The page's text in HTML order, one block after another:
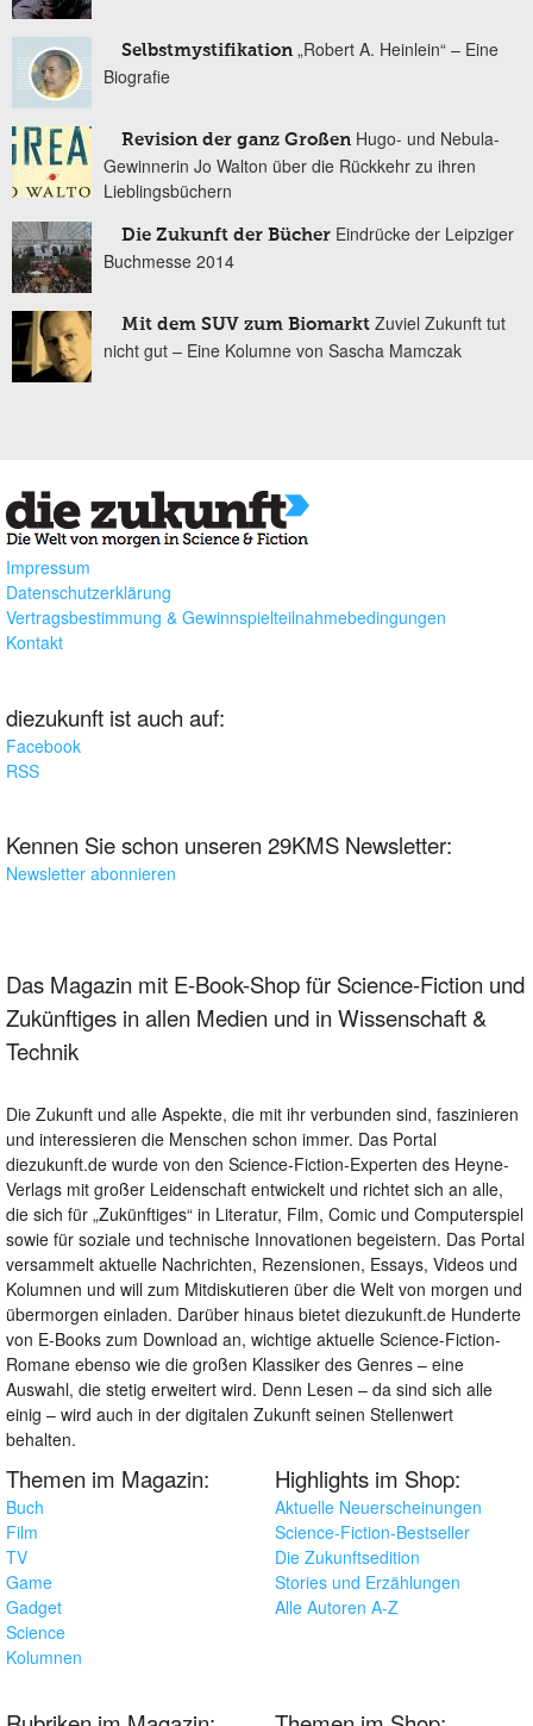
Selbstmystifikation „Robert A. Heinlein“ – Eine
Biografie
Revision der ganz Großen Hugo- und Nebula-
Gewinnerin Jo Walton über die Rückkehr zu ihren
Lieblingsbüchern
Die Zukunft der Bücher Eindrücke der Leipziger
Buchmesse 2014
Mit dem SUV zum Biomarkt Zuviel Zukunft tut
nicht gut – Eine Kolumne von Sascha Mamczak
Impressum
Datenschutzerklärung
Vertragsbestimmung & Gewinnspielteilnahmebedingungen
Kontakt
diezukunft ist auch auf:
Facebook
RSS
Kennen Sie schon unseren 29KMS Newsletter:
Newsletter abonnieren
Das Magazin mit E-Book-Shop für Science-Fiction und
Zukünftiges in allen Medien und in Wissenschaft &
Technik
Die Zukunft und alle Aspekte, die mit ihr verbunden sind, faszinieren
und interessieren die Menschen schon immer. Das Portal
diezukunft.de wurde von den Science-Fiction-Experten des Heyne-
Verlags mit großer Leidenschaft entwickelt und richtet sich an alle,
die sich für „Zukünftiges“ in Literatur, Film, Comic und Computerspiel
sowie für soziale und technische Innovationen begeistern. Das Portal
versammelt aktuelle Nachrichten, Rezensionen, Essays, Videos und
Kolumnen und will zum Mitdiskutieren über die Welt von morgen und
übermorgen einladen. Darüber hinaus bietet diezukunft.de Hunderte
von E-Books zum Download an, wichtige aktuelle Science-Fiction-
Romane ebenso wie die großen Klassiker des Genres – eine
Auswahl, die stetig erweitert wird. Denn Lesen – da sind sich alle
einig – wird auch in der digitalen Zukunft seinen Stellenwert
behalten.
Themen im Magazin:
Buch
Film
TV
Game
Gadget
Science
Kolumnen
Highlights im Shop:
Aktuelle Neuerscheinungen
Science-Fiction-Bestseller
Die Zukunftsedition
Stories und Erzählungen
Alle Autoren A-Z